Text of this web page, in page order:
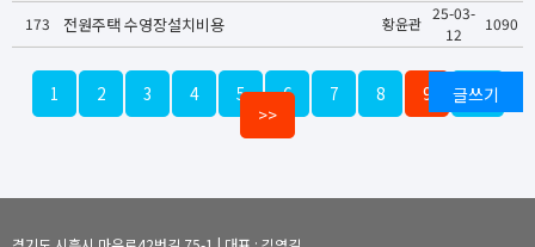
173 전원주택 수영장설치비용 황윤관
25-03-
12
1090
1 2 3 4 5 6 7 8 9
10
>>
글쓰기